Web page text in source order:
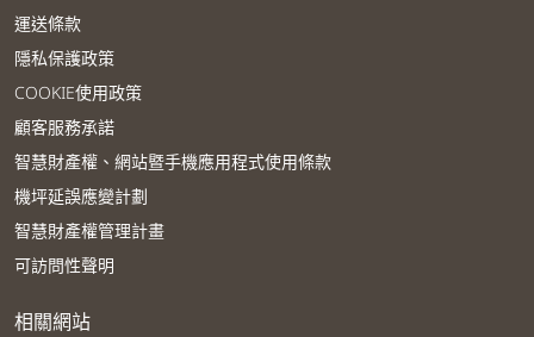
運送條款
隱私保護政策
COOKIE使用政策
顧客服務承諾
智慧財產權、網站暨手機應用程式使用條款
機坪延誤應變計劃
智慧財產權管理計畫
可訪問性聲明
相關網站